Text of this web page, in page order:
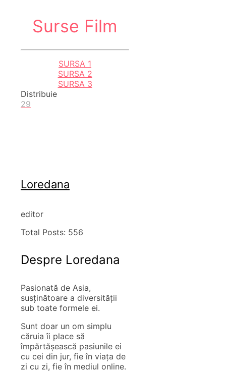
Surse Film
SURSA 1
SURSA 2
SURSA 3
Distribuie
29
Loredana
editor
Total Posts: 556
Despre Loredana
Pasionată de Asia,
susţinătoare a diversităţii
sub toate formele ei.
Sunt doar un om simplu
căruia îi place să
împărtăşească pasiunile ei
cu cei din jur, fie în viaţa de
zi cu zi, fie în mediul online.